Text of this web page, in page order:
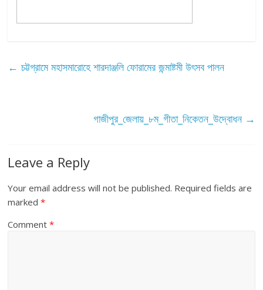
← চট্টগ্রামে মহাসমারোহে শারদাঞ্জলি ফোরামের জন্মাষ্টমী উৎসব পালন
গাজীপুর_জেলায়_৮ম_গীতা_নিকেতন_উদ্বোধন →
Leave a Reply
Your email address will not be published. Required fields are
marked*
Comment*